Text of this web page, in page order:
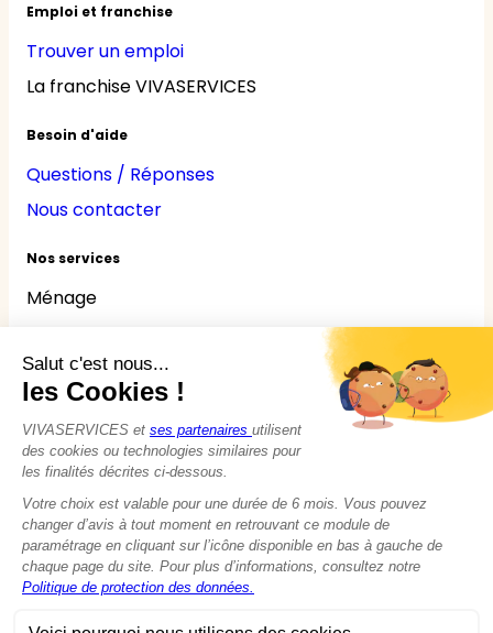
Emploi et franchise
Trouver un emploi
La franchise VIVASERVICES
Besoin d'aide
Questions / Réponses
Nous contacter
Nos services
Ménage
Jardinage
Bricolage
Nounou
Seniors
Handicaps
© 2015 - 2026VIVASERVICES
Modifier vos préférences en matière de cookies